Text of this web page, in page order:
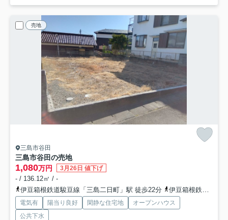
売地
三島市谷田
三島市谷田の売地
1,080万円 3月26日 値下げ
- / 136.12㎡ / -
伊豆箱根鉄道駿豆線「三島二日町」駅 徒歩22分
伊豆箱根鉄道駿豆線「三島田町」駅 徒歩28分
電気有 陽当り良好 閑静な住宅地
オープンハウス
公共下水